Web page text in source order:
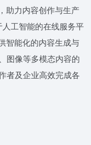
助力内容创作与生产
工智能的在线服务平
智能化的内容生成与
图像等多模态内容的
者及企业高效完成各